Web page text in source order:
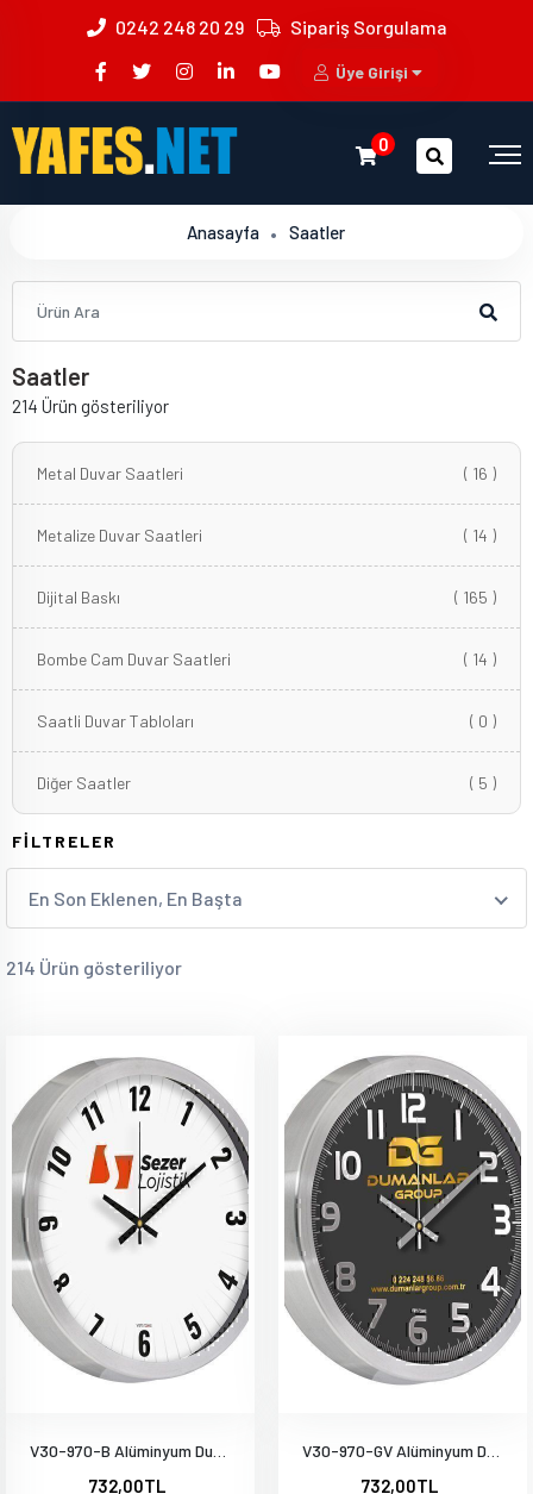
0242 248 20 29 Sipariş Sorgulama
Üye Girişi
0
Anasayfa Saatler
Saatler
214 Ürün gösteriliyor
Metal Duvar Saatleri ( 16 )
Metalize Duvar Saatleri ( 14 )
Dijital Baskı ( 165 )
Bombe Cam Duvar Saatleri ( 14 )
Saatli Duvar Tabloları ( 0 )
Diğer Saatler ( 5 )
FİLTRELER
En Son Eklenen, En Başta
214 Ürün gösteriliyor
732,00TL 732,00TL